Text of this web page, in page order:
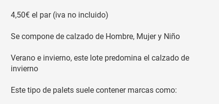
4,50€ el par (iva no incluido)
Se compone de calzado de Hombre, Mujer y Niño
Verano e invierno, este lote predomina el calzado de
invierno
Este tipo de palets suele contener marcas como: